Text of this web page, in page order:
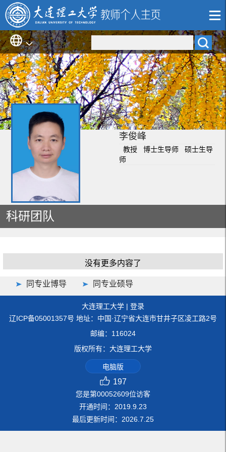
李俊峰
教授 博士生导师 硕士生导
师
科研团队
没有更多内容了
同专业博导 同专业硕导
大连理工大学 | 登录
辽ICP备05001357号 地址：中国·辽宁省大连市甘井子区凌工路2号
邮编：116024
版权所有：大连理工大学
电脑版
197
您是第00052609位访客
开通时间： 2019 9 23
最后更新时间： 2026 7 25